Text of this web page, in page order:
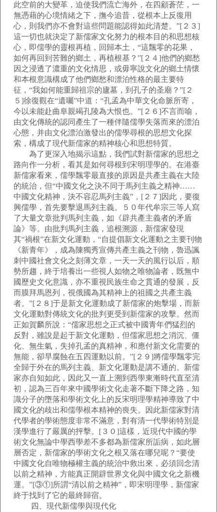
此空前的大變革，迫使我們流亡海外，在四顧蒼茫，一
無憑藉的心境情緒之下，撫今追昔，從根本上反復用
心，則我們亦不會對這些問題能認得如此清楚。”[２３]
這一切也就決定了新儒家文化努力的根本目的和思想核
心，即儒學的靈根再植，回歸本土，“這飄零的花果，
如何再回到苦難的鄉土，再植根基？”[２４]他們的鄉愁
因之浸透了濃重的文化情思，或毋寧說文化的鄉土情懷
和本根意識構成了他們鄉愁和漂泊性格的最主要特
征，“我如何能重歸祖宗的廬墓，到孔子的圣廟？”[２
５]徐復觀在“遺囑”中道：“孔孟為中華文化命脈所寄，
今以未能赴曲阜親竭孔陵為大恨也。”[２６]不言而喻，
由文化傳統的認同產生了一種伴隨儒學失落而來的漂泊
心態，并由文化漂泊激發出的儒學尋根的思想文化探
索，構成了現代新儒家的精神核心和思想特質。
為了更深入地揭示這點，我們試對新儒家的思想之
路向作一分析，看其是如何尋根到宋明理學的。在港臺
新儒家看來，儒學飄零最直接的原因是共產主義在大陸
的統治，但“中國文化之決不同于馬列主義之精神……
中國文化精神，決不容忍馬列主義”，[２７]因此，要復
興儒學，首先要擊退馬列主義。５０年代牟宗三等人寫
了大量文章批判馬列主義，如《辟共產主義者的矛盾
論》等。由批判馬列主義，追根溯源，新儒家發現
其“禍根”在新文化運動，“自提倡新文化運動之主要刊物
《新青年》，成為陳獨秀宣傳共產主義之刊物，魯迅諷
刺中國社會文化之刻薄文章，一天一天的風行以后，順
勢所趨，終于培養出一些視人如物之唯物論者，既無中
國歷史文化意識，亦不重視民族生命之貫通的發展，反
而膜拜馬恩列，視俄國為其精神上的祖國之共產主義
者。”[２８]于是新文化運動成了新儒家的炮擊場，而新
文化運動對傳統文化的批判更受到新儒家的攻擊。然而
正如賀麟所說：“儒家思想之正式被中國青年們猛烈的
反對，雖說是起于新文化運動，但儒家思想之消沉、僵
化、無生氣，失掉孔孟的真精神，和應付新文化需要的
無能，卻早腐蝕在五四運動以前。”[２９]將儒學飄零完
全歸于外在的馬列主義、新文化運動是講不通的。新儒
家亦自知如此，因此又一直上溯到西學東漸時代直至清
初，認為三百年來中國學術文化走著不斷下降之路，知
識分子的墮落和學術文化上的反宋明理學精神導致了中
國文化的歧出和儒學根本精神的喪失。因此新儒家對清
代學者的學術態度非常不滿意，對有清一代學術特別是
漢學進行了嚴厲的抨擊。[３０]這樣，近現代中國的學
術文化無論中學西學差不多都為新儒家所詬病，如此層
層否定，新儒家的學術文化之根又落在哪兒呢？“要使
中國文化自唯物極權主義的統治中救出來，必須回念清
以前之精神，方能真正開辟世界文化與中國文化之新機
運。”[③①]所謂“清以前之精神”，即宋明理學，新儒家
終于找到了它的最終歸宿。
四、現代新儒學與現代化